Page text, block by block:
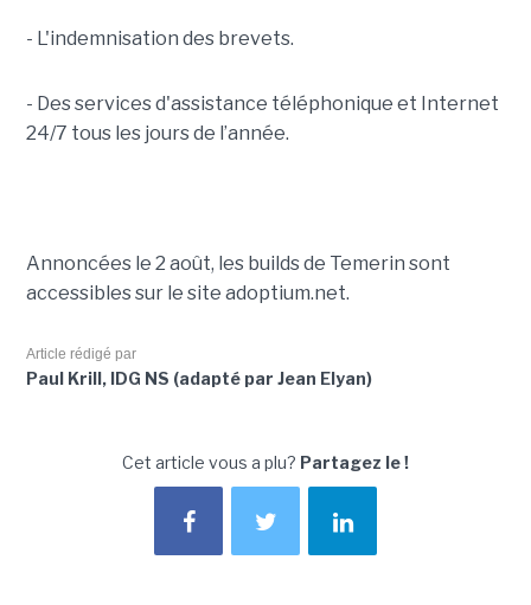
- L'indemnisation des brevets.
- Des services d'assistance téléphonique et Internet
24/7 tous les jours de l’année.
Annoncées le 2 août, les builds de Temerin sont
accessibles sur le site adoptium.net.
Article rédigé par
Paul Krill, IDG NS (adapté par Jean Elyan)
Cet article vous a plu? Partagez le !